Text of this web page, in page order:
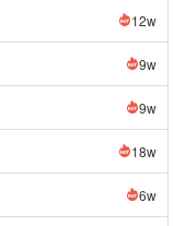
12w
9w
9w
18w
6w